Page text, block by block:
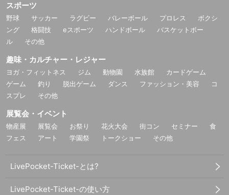
スポーツ
野球 サッカー ラグビー バレーボール プロレス
ボクシ
ング
格闘技 eスポーツ ハンドボール
バスケットボー
ル
その他
趣味・カルチャー・レジャー
ヨガ・フィットネス ジム 動物園 水族館
カードゲーム
ゲーム
釣り 脱出ゲーム ダンス ファッション・美容
コ
スプレ
その他
展覧会・イベント
物産展 展覧会 お祭り 花火大会 街コン セミナー
食
フェス
アート 学園祭 トークショー その他
LivePocket-Ticket-とは?
LivePocket-Ticket-の使い方